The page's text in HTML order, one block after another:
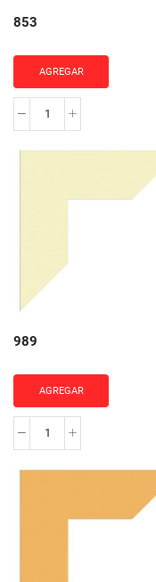
853
AGREGAR
853
989
AGREGAR
989